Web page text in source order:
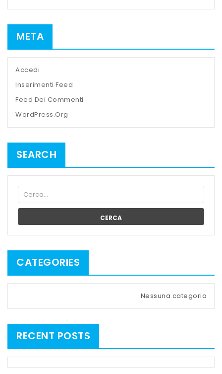
META
Accedi
Inserimenti Feed
Feed Dei Commenti
WordPress.org
SEARCH
CERCA
CATEGORIES
Nessuna categoria
RECENT POSTS